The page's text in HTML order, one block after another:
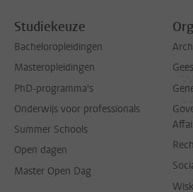
Studiekeuze
Bacheloropleidingen
Masteropleidingen
PhD-programma's
Onderwijs voor professionals
Summer Schools
Open dagen
Master Open Dag